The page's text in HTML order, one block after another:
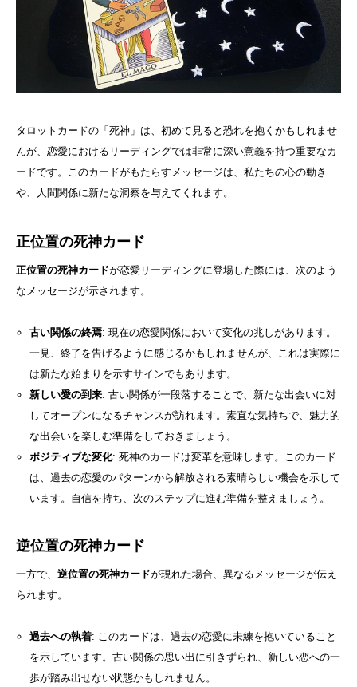
タロットカードの「死神」は、初めて見ると恐れを抱くかもしれませ
んが、恋愛におけるリーディングでは非常に深い意義を持つ重要なカ
ードです。このカードがもたらすメッセージは、私たちの心の動き
や、人間関係に新たな洞察を与えてくれます。
正位置の死神カード
正位置の死神カードが恋愛リーディングに登場した際には、次のよう
なメッセージが示されます。
古い関係の終焉: 現在の恋愛関係において変化の兆しがあります。
一見、終了を告げるように感じるかもしれませんが、これは実際に
は新たな始まりを示すサインでもあります。
新しい愛の到来: 古い関係が一段落することで、新たな出会いに対
してオープンになるチャンスが訪れます。素直な気持ちで、魅力的
な出会いを楽しむ準備をしておきましょう。
ポジティブな変化: 死神のカードは変革を意味します。このカード
は、過去の恋愛のパターンから解放される素晴らしい機会を示して
います。自信を持ち、次のステップに進む準備を整えましょう。
逆位置の死神カード
一方で、 逆位置の死神カードが現れた場合、異なるメッセージが伝え
られます。
過去への執着: このカードは、過去の恋愛に未練を抱いていること
を示しています。古い関係の思い出に引きずられ、新しい恋への一
歩が踏み出せない状態かもしれません。